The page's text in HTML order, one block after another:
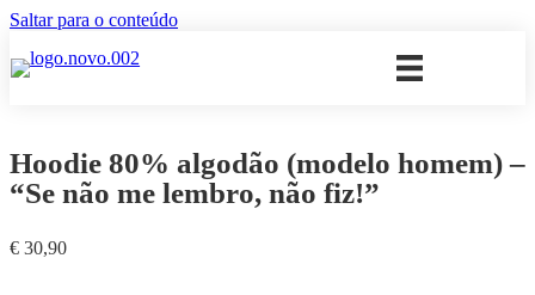
Saltar para o conteúdo
Hoodie 80% algodão (modelo homem) –
“Se não me lembro, não fiz!”
€ 30,90